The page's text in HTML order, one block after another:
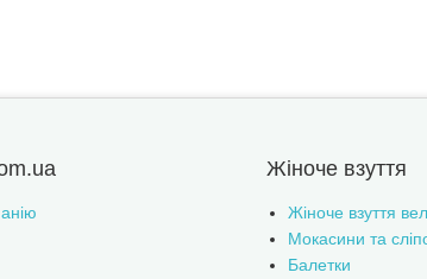
Жіноче взуття
Жіноче взуття
Мокасини та
Балетки